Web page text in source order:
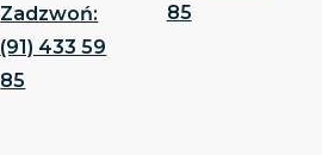
Zadzwoń:
(91) 433 59
85
85